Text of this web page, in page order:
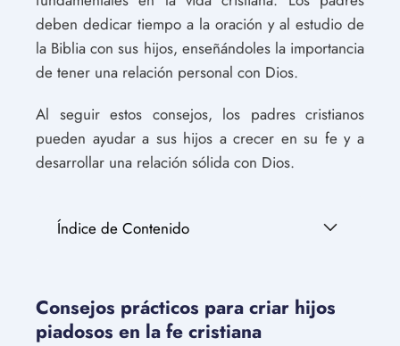
deben dedicar tiempo a la oración y al estudio de
la Biblia con sus hijos, enseñándoles la importancia
de tener una relación personal con Dios.
Al seguir estos consejos, los padres cristianos
pueden ayudar a sus hijos a crecer en su fe y a
desarrollar una relación sólida con Dios.
Índice de Contenido
Consejos prácticos para criar hijos
piadosos en la fe cristiana